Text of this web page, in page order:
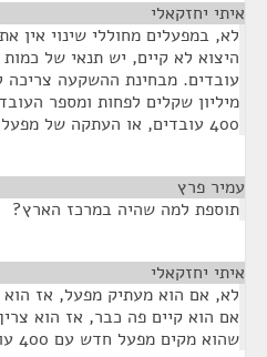
איתי יחזקאלי
לא, במפעלים מחוללי שינוי אין
היצוא לא קיים, יש תנאי של
מיליון שקלים לפחות ומספר
400 עובדים, או העתקה של מפעל ממרכז הארץ.
עמיר פרץ
תוספת למה שהיה במרכז הארץ?
איתי יחזקאלי
שהוא מקים מפעל חדש עם 400 עובדים.